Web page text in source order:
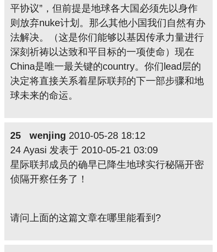
平协议”，但前提是地球各大国必须先以身作
则放弃nuke计划。那么其他小国我们自然有办
法解决。（这是你们能够以基因传承力量进行
深刻祈祷以达致和平目标的一项使命）现在
China是唯一最关键的country。你们lead层的
决定将直接关系着星际联邦的下一部步骤和地
球未来的命运。
25 wenjing 2010-05-28 18:12
24 Ayasi 发表于 2010-05-21 03:09
星际联邦成员的确早已降生地球实行秘隔开密
侦隔开察任务了！
请问上面的这篇文章在哪里能看到?